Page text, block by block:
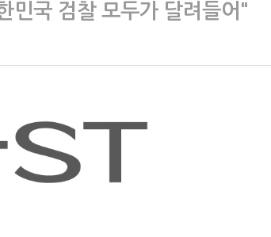
민국 검찰 모두가 달려들어"